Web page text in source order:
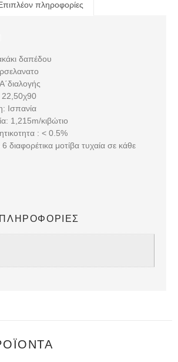
πληροφορίες
δαπέδου
22,50χ90
Ισπανία
1,215m/κιβώτιο
: < 0.5%
διαφορέτικα μοτίβα τυχαία σε κάθε